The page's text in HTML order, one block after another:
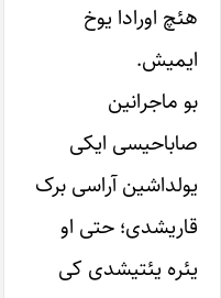
هئچ اورادا‌ ‌یوخ
ایمیش.
بو‌ ماجرانین‌
صاباحیسی‌ ایکی‌
‌یولداشین‌ آراسی‌ برک
قاریشدی؛ حتی او‌
یئره یئتیشدی‌ کی‌